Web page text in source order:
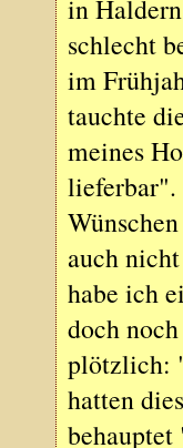
in
schlecht
im
tauchte
meines
lieferbar".
auch
habe ich
doch
plötzlich:
hatten